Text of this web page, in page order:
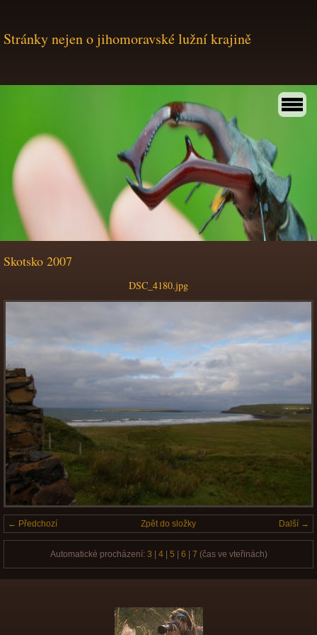
Stránky nejen o jihomoravské lužní krajině
Skotsko 2007
DSC_4180.jpg
← Předchozí Další →
Zpět do složky
Automatické procházení: 3 4| 5 6 7 (čas ve vteřinách)